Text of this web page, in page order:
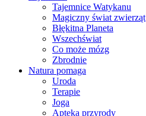
Tajemnice Watykanu
Magiczny świat zwierząt
Błękitna Planeta
Wszechświat
Co może mózg
Zbrodnie
Natura pomaga
Uroda
Terapie
Joga
Apteka przyrody